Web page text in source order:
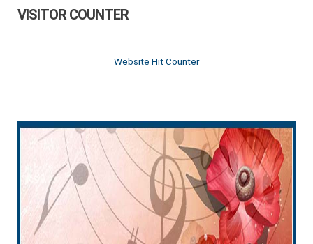
VISITOR COUNTER
Website Hit Counter